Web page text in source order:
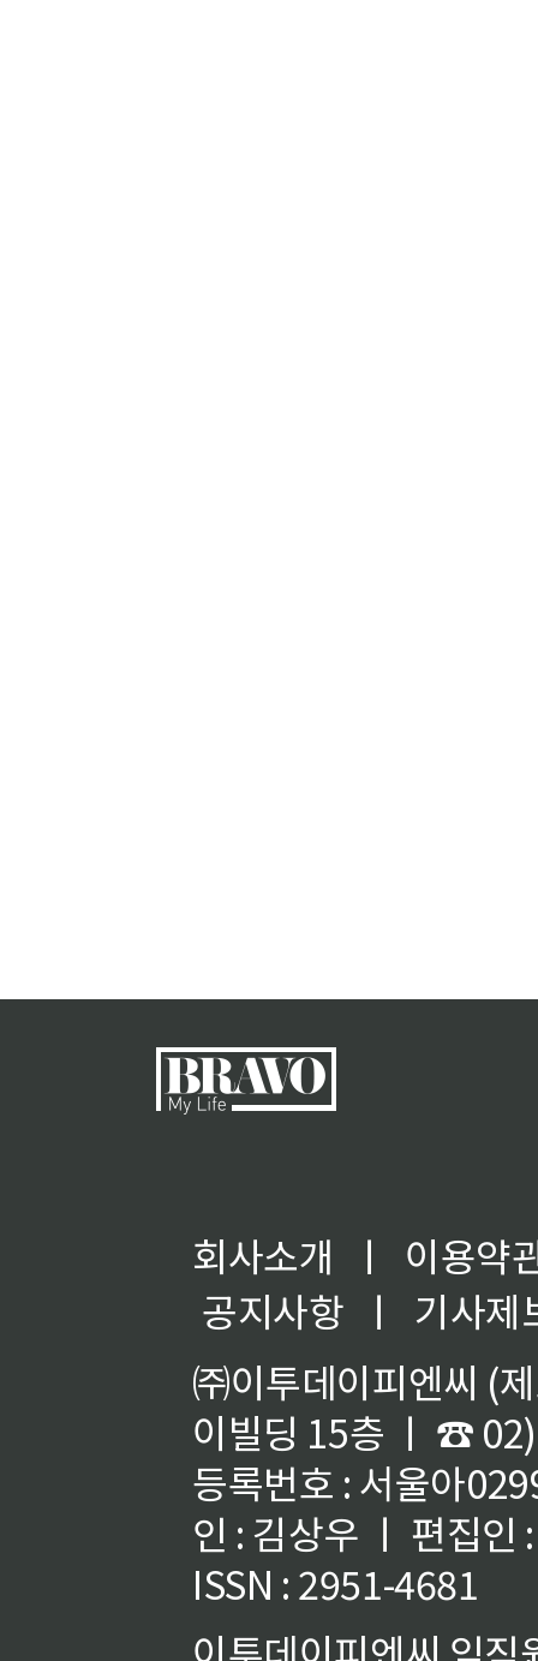
회사소개 ㅣ
이용약
공지사항
ㅣ
기사제
㈜이투데이피엔씨 (
이빌딩 15층 ㅣ ☎
등록번호 : 서울아
인 : 김상우 ㅣ 편집인
ISSN : 2951-4681